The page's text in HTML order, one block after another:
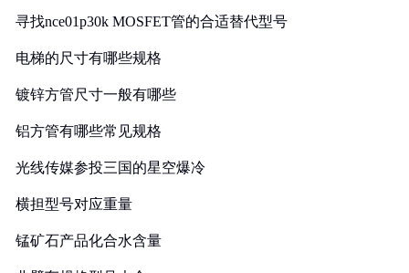
寻找nce01p30k MOSFET管的合适替代型号
电梯的尺寸有哪些规格
镀锌方管尺寸一般有哪些
铝方管有哪些常见规格
光线传媒参投三国的星空爆冷
横担型号对应重量
锰矿石产品化合水含量